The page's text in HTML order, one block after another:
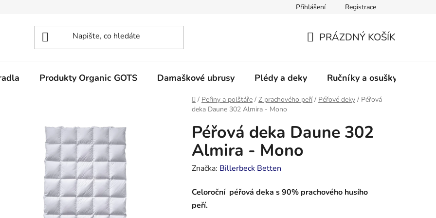
Přihlášení Registrace
KOŠÍK
PRÁZDNÝ KOŠÍK
Produkty Organic GOTS Damaškové ubrusy Plédy a deky Ručníky a osušky - frotté
Domů
/ Peřiny a polštáře / Z prachového peří / Péřové deky / Péřová
deka Daune 302 Almira - Mono
Péřová deka Daune 302
Almira - Mono
Značka: Billerbeck Betten
Celoroční péřová deka s 90% prachového husího
peří.